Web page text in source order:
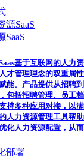
SaaS
基于互联网的人力
才管理理念的双重属
能。产品提供从招聘
包括招聘管理、员工
持多种应用对接，以
人力资源管理工具帮
化人力资源配置，从